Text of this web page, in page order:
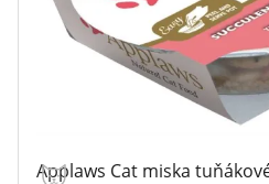
Applaws Cat miska